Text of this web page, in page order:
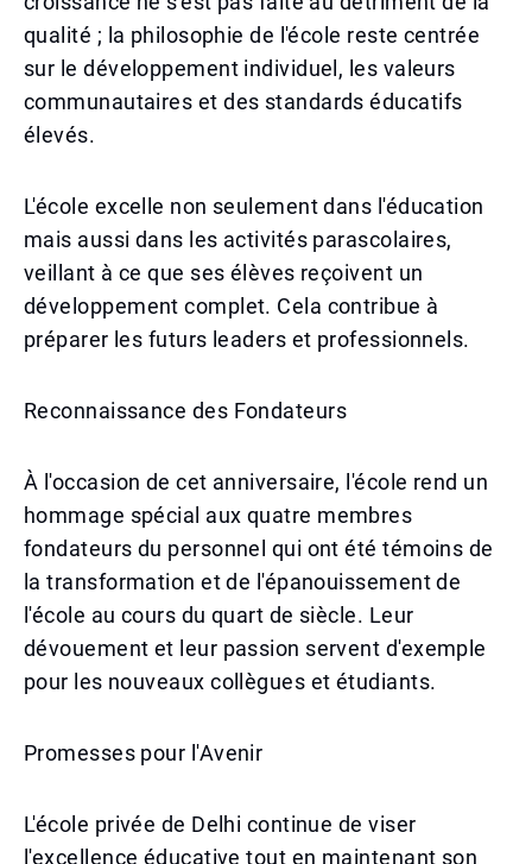
qualité ; la philosophie de l'école reste centrée
sur le développement individuel, les valeurs
communautaires et des standards éducatifs
élevés.
L'école excelle non seulement dans l'éducation
mais aussi dans les activités parascolaires,
veillant à ce que ses élèves reçoivent un
développement complet. Cela contribue à
préparer les futurs leaders et professionnels.
Reconnaissance des Fondateurs
À l'occasion de cet anniversaire, l'école rend un
hommage spécial aux quatre membres
fondateurs du personnel qui ont été témoins de
la transformation et de l'épanouissement de
l'école au cours du quart de siècle. Leur
dévouement et leur passion servent d'exemple
pour les nouveaux collègues et étudiants.
Promesses pour l'Avenir
L'école privée de Delhi continue de viser
l'excellence éducative tout en maintenant son